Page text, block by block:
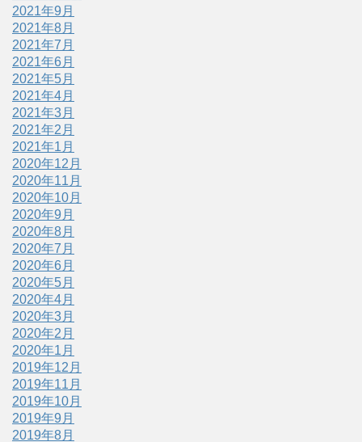
2021年9月
2021年8月
2021年7月
2021年6月
2021年5月
2021年4月
2021年3月
2021年2月
2021年1月
2020年12月
2020年11月
2020年10月
2020年9月
2020年8月
2020年7月
2020年6月
2020年5月
2020年4月
2020年3月
2020年2月
2020年1月
2019年12月
2019年11月
2019年10月
2019年9月
2019年8月